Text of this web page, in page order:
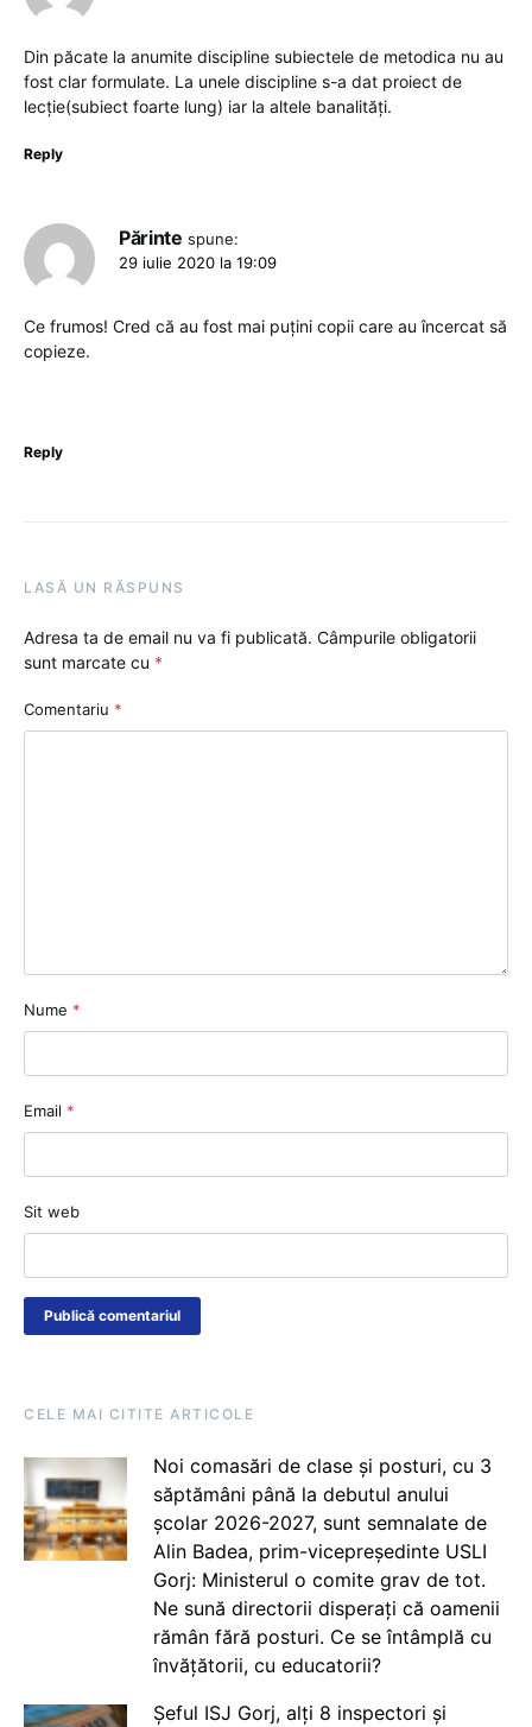
Din păcate la anumite discipline subiectele de metodica nu au
fost clar formulate. La unele discipline s-a dat proiect de
lecție(subiect foarte lung) iar la altele banalități.
Reply
Părinte spune:
29 iulie 2020 la 19:09
Ce frumos! Cred că au fost mai puțini copii care au încercat să
copieze.
Reply
LASĂ UN RĂSPUNS
Adresa ta de email nu va fi publicată. Câmpurile obligatorii
sunt marcate cu *
Comentariu *
Nume *
Email *
Sit web
CELE MAI CITITE ARTICOLE
Noi comasări de clase și posturi, cu 3
săptămâni până la debutul anului
școlar 2026-2027, sunt semnalate de
Alin Badea, prim-vicepreședinte USLI
Gorj: Ministerul o comite grav de tot.
Ne sună directorii disperați că oamenii
rămân fără posturi. Ce se întâmplă cu
învățătorii, cu educatorii?
Șeful ISJ Gorj, alți 8 inspectori și